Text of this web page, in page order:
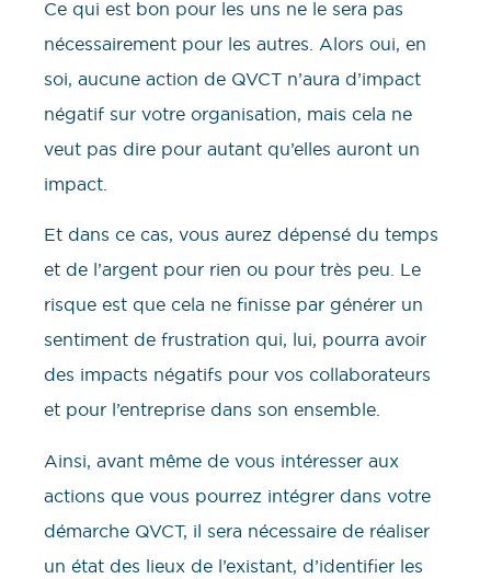
Ce qui est bon pour les uns ne le sera pas
nécessairement pour les autres. Alors oui, en
soi, aucune action de QVCT n’aura d’impact
négatif sur votre organisation, mais cela ne
veut pas dire pour autant qu’elles auront un
impact.
Et dans ce cas, vous aurez dépensé du temps
et de l’argent pour rien ou pour très peu. Le
risque est que cela ne finisse par générer un
sentiment de frustration qui, lui, pourra avoir
des impacts négatifs pour vos collaborateurs
et pour l’entreprise dans son ensemble.
Ainsi, avant même de vous intéresser aux
actions que vous pourrez intégrer dans votre
démarche QVCT, il sera nécessaire de réaliser
un état des lieux de l’existant, d’identifier les